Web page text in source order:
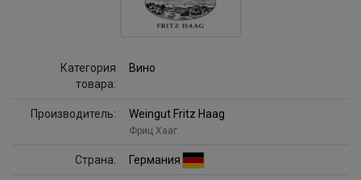
Категория
товара:
Вино
Производитель: Weingut Fritz Haag
Фриц Хааг
Страна: Германия